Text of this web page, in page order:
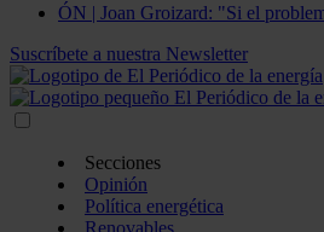
ÓN | Joan Groizard: "Si el
Suscríbete a nuestra Newsletter
Secciones
Opinión
Política energética
Renovables